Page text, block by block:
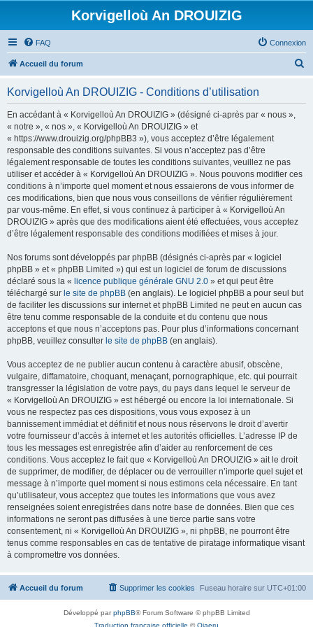
Korvigelloù An DROUIZIG
FAQ Connexion
Accueil du forum
Korvigelloù An DROUIZIG - Conditions d’utilisation
En accédant à « Korvigelloù An DROUIZIG » (désigné ci-après par « nous »,
« notre », « nos », « Korvigelloù An DROUIZIG » et
« https://www.drouizig.org/phpBB3 »), vous acceptez d’être légalement
responsable des conditions suivantes. Si vous n’acceptez pas d’être
légalement responsable de toutes les conditions suivantes, veuillez ne pas
utiliser et accéder à « Korvigelloù An DROUIZIG ». Nous pouvons modifier ces
conditions à n’importe quel moment et nous essaierons de vous informer de
ces modifications, bien que nous vous conseillons de vérifier régulièrement
par vous-même. En effet, si vous continuez à participer à « Korvigelloù An
DROUIZIG » après que des modifications aient été effectuées, vous acceptez
d’être légalement responsable des conditions modifiées et mises à jour.
Nos forums sont développés par phpBB (désignés ci-après par « logiciel
phpBB » et « phpBB Limited ») qui est un logiciel de forum de discussions
déclaré sous la « licence publique générale GNU 2.0 » et qui peut être
téléchargé sur le site de phpBB (en anglais). Le logiciel phpBB a pour seul but
de faciliter les discussions sur internet et phpBB Limited ne peut en aucun cas
être tenu comme responsable de la conduite et du contenu que nous
acceptons et que nous n’acceptons pas. Pour plus d’informations concernant
phpBB, veuillez consulter le site de phpBB (en anglais).
Vous acceptez de ne publier aucun contenu à caractère abusif, obscène,
vulgaire, diffamatoire, choquant, menaçant, pornographique, etc. qui pourrait
transgresser la législation de votre pays, du pays dans lequel le serveur de
« Korvigelloù An DROUIZIG » est hébergé ou encore la loi internationale. Si
vous ne respectez pas ces dispositions, vous vous exposez à un
bannissement immédiat et définitif et nous nous réservons le droit d’avertir
votre fournisseur d’accès à internet et les autorités officielles. L’adresse IP de
tous les messages est enregistrée afin d’aider au renforcement de ces
conditions. Vous acceptez le fait que « Korvigelloù An DROUIZIG » ait le droit
de supprimer, de modifier, de déplacer ou de verrouiller n’importe quel sujet et
message à n’importe quel moment si nous estimons cela nécessaire. En tant
qu’utilisateur, vous acceptez que toutes les informations que vous avez
renseignées soient enregistrées dans notre base de données. Bien que ces
informations ne seront pas diffusées à une tierce partie sans votre
consentement, ni « Korvigelloù An DROUIZIG », ni phpBB, ne pourront être
tenus comme responsables en cas de tentative de piratage informatique visant
à compromettre vos données.
Accueil du forum Fuseau horaire sur UTC+01:00
Supprimer les cookies
Développé parphpBB® Forum Software © phpBB Limited
Traduction française officielle ©Qiaeru